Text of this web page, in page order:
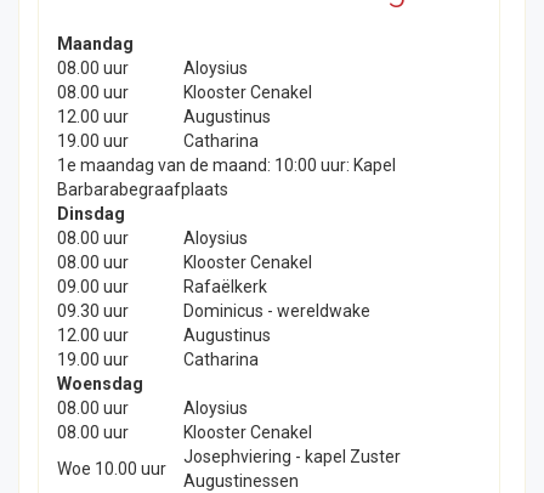
Maandag
08.00 uur
Aloysius
08.00 uur
Klooster Cenakel
12.00 uur
Augustinus
19.00 uur
Catharina
1e maandag van de maand: 10:00 uur: Kapel
Barbarabegraafplaats
Dinsdag
08.00 uur
Aloysius
08.00 uur
Klooster Cenakel
09.00 uur
Rafaëlkerk
09.30 uur
Dominicus - wereldwake
12.00 uur
Augustinus
19.00 uur
Catharina
Woensdag
08.00 uur
Aloysius
08.00 uur
Klooster Cenakel
Woe 10.00 uur
Josephviering - kapel Zuster
Augustinessen